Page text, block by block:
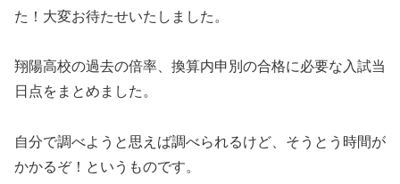
た！大変お待たせいたしました。
翔陽高校の過去の倍率、換算内申別の合格に必要な入試当
日点をまとめました。
自分で調べようと思えば調べられるけど、そうとう時間が
かかるぞ！というものです。